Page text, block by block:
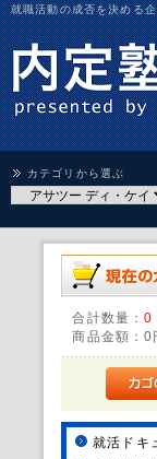
就職活動の成否を決める
カテゴリから選ぶ
合計数量：0
商品金額：0
就活ドキ